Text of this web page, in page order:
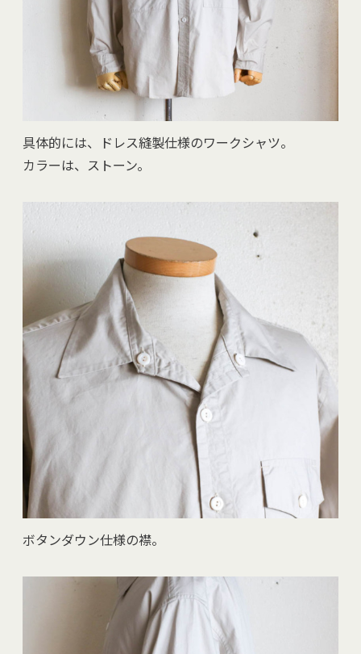
具体的には、ドレス縫製仕様のワークシャツ。
カラーは、ストーン。
ボタンダウン仕様の襟。